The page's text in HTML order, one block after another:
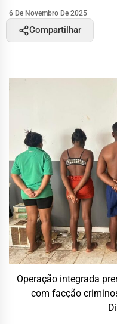
6 De Novembro De 2025
Compartilhar
Operação integrada
com facção